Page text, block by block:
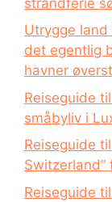
Utrygge land
det egentlig
havner
Reiseguide
småbyliv i
Reiseguide
Reiseguide